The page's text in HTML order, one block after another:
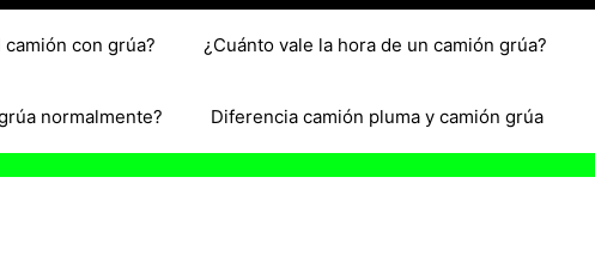
con grúa? ¿Cuánto vale la hora de un camión grúa?
normalmente? Diferencia camión pluma y camión grúa